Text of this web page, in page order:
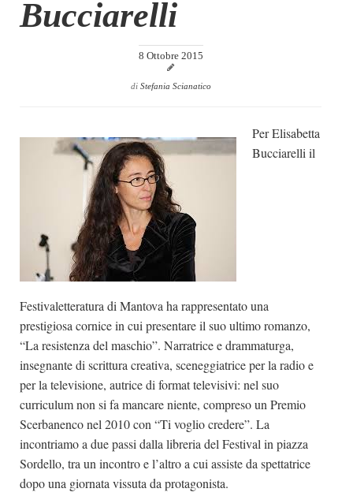
Home
Rassegna Stampa
Case editrici
Partnership
Giallo Stresa
Premio Chiara
Tabù Festival 2014
A Tutto Volume
Salone di Torino
Marketing
Bucciarelli
8 Ottobre 2015
di Stefania Scianatico
Per Elisabetta
Bucciarelli il
Festivaletteratura di Mantova ha rappresentato una
prestigiosa cornice in cui presentare il suo ultimo romanzo,
“La resistenza del maschio”. Narratrice e drammaturga,
insegnante di scrittura creativa, sceneggiatrice per la radio e
per la televisione, autrice di format televisivi: nel suo
curriculum non si fa mancare niente, compreso un Premio
Scerbanenco nel 2010 con “Ti voglio credere”. La
incontriamo a due passi dalla libreria del Festival in piazza
Sordello, tra un incontro e l’altro a cui assiste da spettatrice
dopo una giornata vissuta da protagonista.